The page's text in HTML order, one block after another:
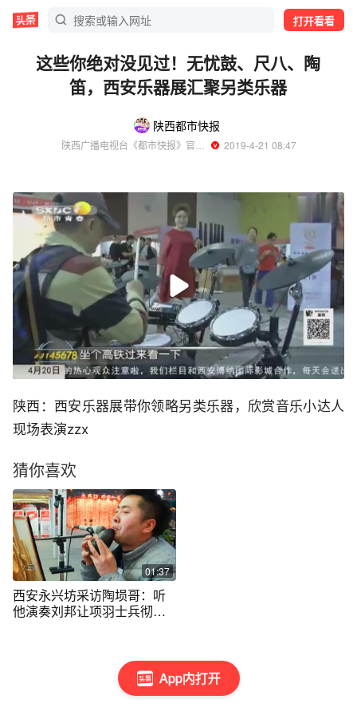
打开看看
App内打开
这些你绝对没见过！无忧鼓、尺八、陶
笛，西安乐器展汇聚另类乐器
陕西都市快报
  2019-4-21 08:47
陕西：西安乐器展带你领略另类乐器，欣赏音乐小达人
现场表演zzx
猜你喜欢
01:37
西安永兴坊采访陶埙哥：听
他演奏刘邦让项羽士兵彻底